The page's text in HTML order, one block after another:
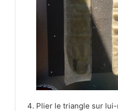
Plier le triangle sur